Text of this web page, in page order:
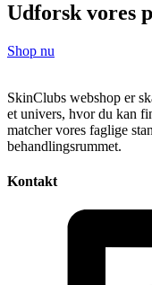
Udforsk vores
Shop nu
SkinClubs webshop er
et univers, hvor du kan
matcher vores faglige
behandlingsrummet.
Kontakt